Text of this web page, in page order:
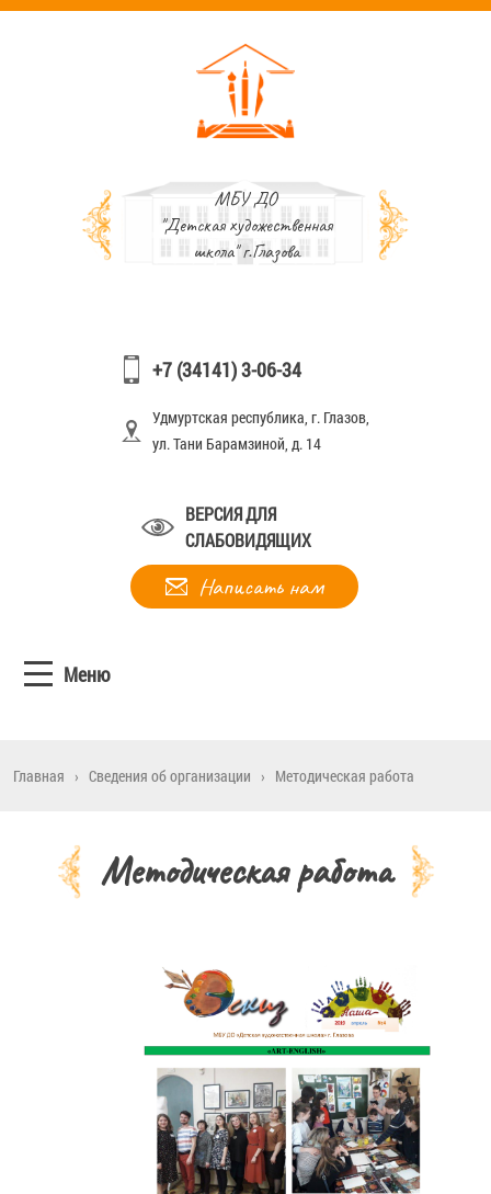
МБУ ДО
"Детская художественная
школа" г.Глазова
+7 (34141) 3-06-34
Удмуртская республика, г. Глазов,
ул. Тани Барамзиной, д. 14
ВЕРСИЯ ДЛЯ
СЛАБОВИДЯЩИХ
Написать нам
Меню
Главная › Сведения об организации › Методическая работа
Методическая работа